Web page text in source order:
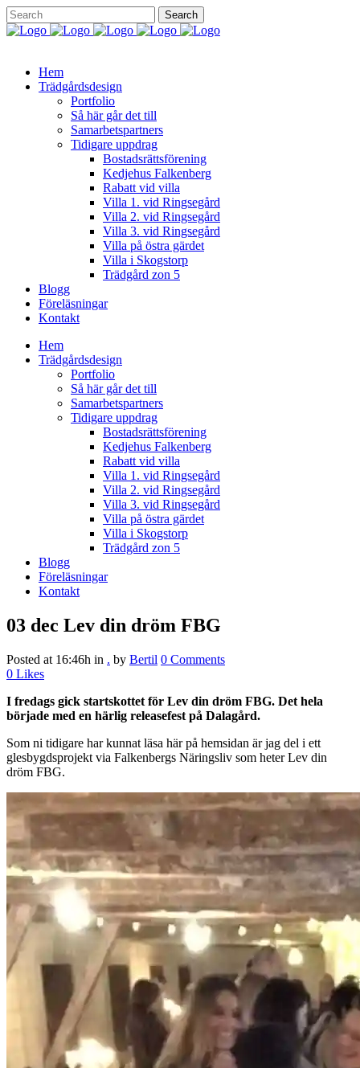
Hem
Trädgårdsdesign
Portfolio
Så här går det till
Samarbetspartners
Tidigare uppdrag
Bostadsrättsförening
Kedjehus Falkenberg
Rabatt vid villa
Villa 1. vid Ringsegård
Villa 2. vid Ringsegård
Villa 3. vid Ringsegård
Villa på östra gärdet
Villa i Skogstorp
Trädgård zon 5
Blogg
Föreläsningar
Kontakt
Hem
Trädgårdsdesign
Portfolio
Så här går det till
Samarbetspartners
Tidigare uppdrag
Bostadsrättsförening
Kedjehus Falkenberg
Rabatt vid villa
Villa 1. vid Ringsegård
Villa 2. vid Ringsegård
Villa 3. vid Ringsegård
Villa på östra gärdet
Villa i Skogstorp
Trädgård zon 5
Blogg
Föreläsningar
Kontakt
03 dec Lev din dröm FBG
Posted at 16:46h in . by Bertil 0 Comments
0 Likes
I fredags gick startskottet för Lev din dröm FBG. Det hela
började med en härlig releasefest på Dalagård.
Som ni tidigare har kunnat läsa här på hemsidan är jag del i ett
glesbygdsprojekt via Falkenbergs Näringsliv som heter Lev din
dröm FBG.